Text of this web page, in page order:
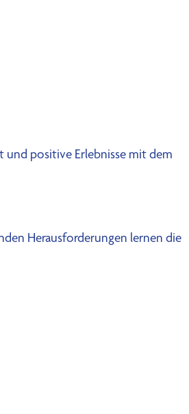
und positive Erlebnisse mit dem
Herausforderungen lernen die